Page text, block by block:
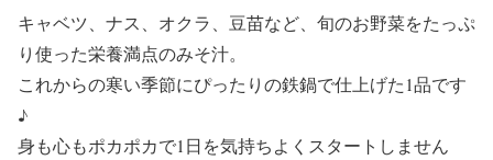
キャベツ、ナス、オクラ、豆苗など、旬のお野菜をたっぷ
り使った栄養満点のみそ汁。
これからの寒い季節にぴったりの鉄鍋で仕上げた1品です
♪
身も心もポカポカで1日を気持ちよくスタートしません